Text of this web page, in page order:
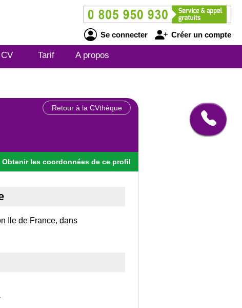
Se connecter Créer un compte
Tarif A propos
Retour à la CVthèque
Obtenir les coordonnées de ce profil
Ile de France, dans